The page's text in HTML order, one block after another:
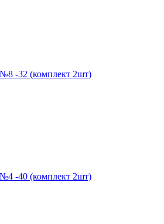
-32 (комплект 2шт)
-40 (комплект 2шт)